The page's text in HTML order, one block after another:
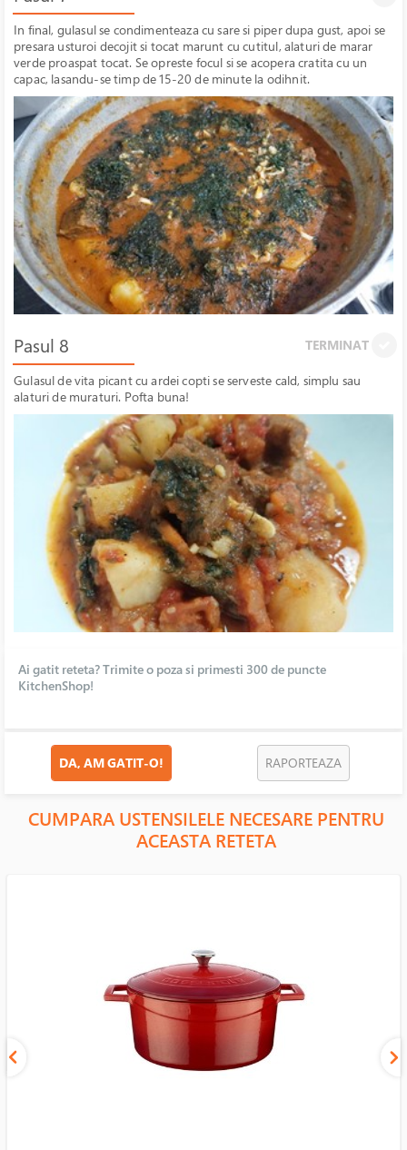
In final, gulasul se condimenteaza cu sare si piper dupa gust, apoi se
presara usturoi decojit si tocat marunt cu cutitul, alaturi de marar
verde proaspat tocat. Se opreste focul si se acopera cratita cu un
capac, lasandu-se timp de 15-20 de minute la odihnit.
Pasul 8 TERMINAT
Gulasul de vita picant cu ardei copti se serveste cald, simplu sau
alaturi de muraturi. Pofta buna!
Ai gatit reteta? Trimite o poza si primesti 300 de puncte
KitchenShop!
DA, AM GATIT-O! RAPORTEAZA
CUMPARA USTENSILELE NECESARE PENTRU
ACEASTA RETETA